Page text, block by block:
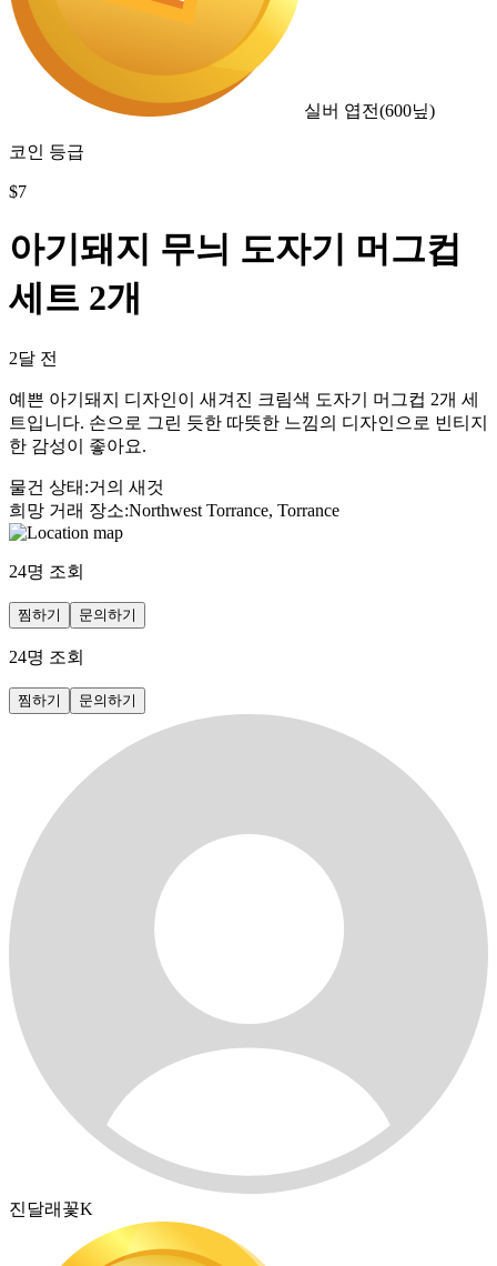
실버 엽전(600닢)
코인 등급
$7
아기돼지 무늬 도자기 머그컵
세트 2개
2달 전
예쁜 아기돼지 디자인이 새겨진 크림색 도자기 머그컵 2개 세
트입니다. 손으로 그린 듯한 따뜻한 느낌의 디자인으로 빈티지
한 감성이 좋아요.
물건 상태 :거의 새것
희망 거래 장소:Northwest Torrance, Torrance
24명 조회
찜하기 문의하기
24명 조회
찜하기 문의하기
진달래꽃K